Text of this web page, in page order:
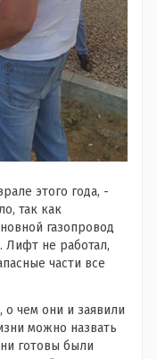
этого года, -
так как
газопровод
Лифт не работал,
части все
чем они и заявили
можно назвать
готовы были